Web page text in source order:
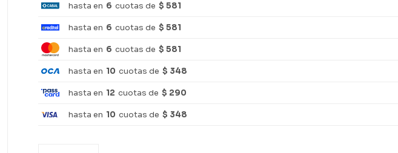
hasta en 6 cuotas de $ 581
hasta en 6 cuotas de $ 581
hasta en 6 cuotas de $ 581
hasta en 10 cuotas de $ 348
hasta en 12 cuotas de $ 290
hasta en 10 cuotas de $ 348